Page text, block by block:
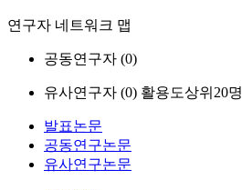
연구자 네트워크 맵
공동연구자 (0)
유사연구자 (0) 활용도상위20명
발표논문
공동연구논문
유사연구논문